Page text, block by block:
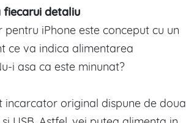
detaliu
iPhone este conceput cu un
ce va indica alimentarea
i asa ca este minunat?
incarcator original dispune de doua